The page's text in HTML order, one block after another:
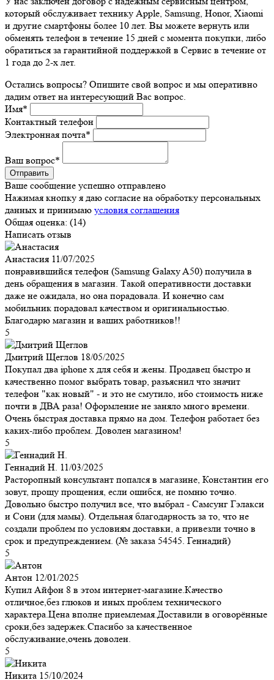
который обслуживает технику Apple, Samsung, Honor, Xiaomi
и другие смартфоны более 10 лет. Вы можете вернуть или
обменять телефон в течение 15 дней с момента покупки, либо
обратиться за гарантийной поддержкой в Сервис в течение от
1 года до 2-х лет.
Остались вопросы? Опишите свой вопрос и мы оперативно
дадим ответ на интересующий Вас вопрос.
Имя*
Контактный телефон
Электронная почта*
Ваш вопрос*
Ваше сообщение успешно отправлено
Нажимая кнопку я даю согласие на обработку персональных
данных и принимаю условия соглашения
Общая оценка: (14)
Написать отзыв
Анастасия 11/07/2025
понравившийся телефон (Samsung Galaxy A50) получила в
день обращения в магазин. Такой оперативности доставки
даже не ожидала, но она порадовала. И конечно сам
мобильник порадовал качеством и оригинальностью.
Благодарю магазин и ваших работников!!
5
Дмитрий Щеглов 18/05/2025
Покупал два iphone x для себя и жены. Продавец быстро и
качественно помог выбрать товар, разъяснил что значит
телефон "как новый" - и это не смутило, ибо стоимость ниже
почти в ДВА раза! Оформление не заняло много времени.
Очень быстрая доставка прямо на дом. Телефон работает без
каких-либо проблем. Доволен магазином!
5
Геннадий Н. 11/03/2025
Расторопный консультант попался в магазине, Константин его
зовут, прощу прощения, если ошибся, не помню точно.
Довольно быстро получил все, что выбрал - Самсунг Гэлакси
и Сони (для мамы). Отдельная благодарность за то, что не
создали проблем по условиям доставки, а привезли точно в
срок и предупреждением. (№ заказа 54545. Геннадий)
5
Антон 12/01/2025
Купил Айфон 8 в этом интернет-магазине.Качество
отличное,без глюков и иных проблем технического
характера.Цена вполне приемлемая.Доставили в оговорённые
сроки,без задержек.Спасибо за качественное
обслуживание,очень доволен.
5
Никита 15/10/2024